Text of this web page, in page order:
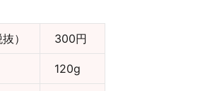
） 300円
120g